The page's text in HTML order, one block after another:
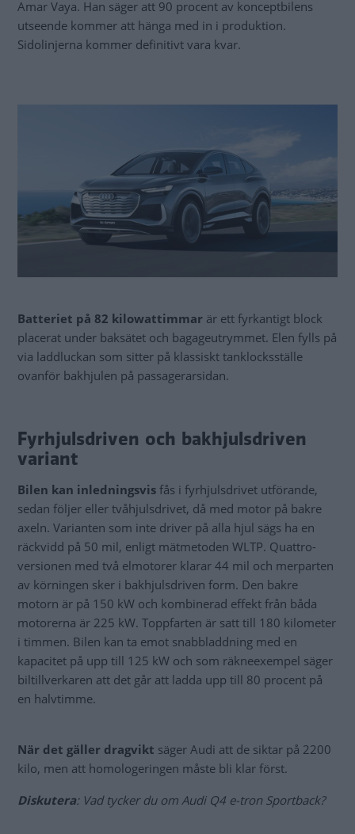
Amar Vaya. Han säger att 90 procent av konceptbilens
utseende kommer att hänga med in i produktion.
Sidolinjerna kommer definitivt vara kvar.
Batteriet på 82 kilowattimmar är ett fyrkantigt block
placerat under baksätet och bagageutrymmet. Elen fylls på
via laddluckan som sitter på klassiskt tanklocksställe
ovanför bakhjulen på passagerarsidan.
Fyrhjulsdriven och bakhjulsdriven
variant
Bilen kan inledningsvis fås i fyrhjulsdrivet utförande,
sedan följer eller tvåhjulsdrivet, då med motor på bakre
axeln. Varianten som inte driver på alla hjul sägs ha en
räckvidd på 50 mil, enligt mätmetoden WLTP. Quattro-
versionen med två elmotorer klarar 44 mil och merparten
av körningen sker i bakhjulsdriven form. Den bakre
motorn är på 150 kW och kombinerad effekt från båda
motorerna är 225 kW. Toppfarten är satt till 180 kilometer
i timmen. Bilen kan ta emot snabbladdning med en
kapacitet på upp till 125 kW och som räkneexempel säger
biltillverkaren att det går att ladda upp till 80 procent på
en halvtimme.
När det gäller dragvikt säger Audi att de siktar på 2200
kilo, men att homologeringen måste bli klar först.
Diskutera: Vad tycker du om Audi Q4 e-tron Sportback?